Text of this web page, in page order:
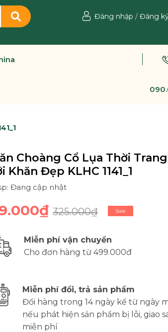
Đăng nhập / Đăng
Choàng Cổ Lụa Thời
Khăn Đẹp KLHC 1141_1
Đang cập nhật
325.000₫ Sale
Miễn phí vận chuyển
Cho đơn hàng từ 499.000đ
Miễn phí đổi, trả sản phẩm
Đổi hàng trong 14 ngày kể từ ngày
nếu phát hiện sản phẩm bị lỗi, giao
miễn phí